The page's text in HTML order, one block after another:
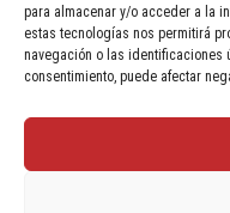
para almacenar y/o acceder a la
estas tecnologías nos permitirá
navegación o las identificaciones
consentimiento, puede afectar
© Cinemes Roses - 2022, all